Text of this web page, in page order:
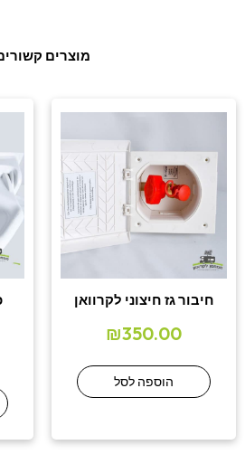
מוצרים
חיבור גז חיצוני לקרוואן
₪350.00
הוספה לסל